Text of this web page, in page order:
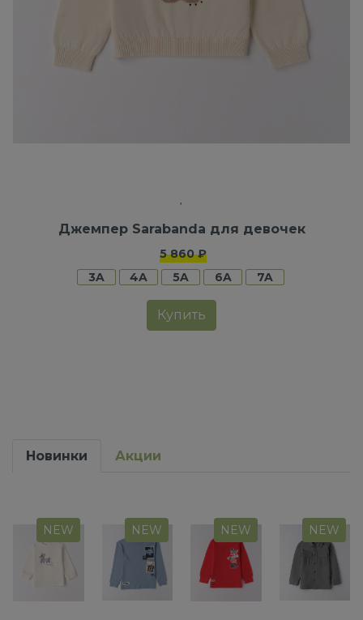
Джемпер Sarabanda для девочек
5 860 ₽
3A
4A 5A 6A 7A
Купить
Новинки Акции
NEW NEW NEW NEW